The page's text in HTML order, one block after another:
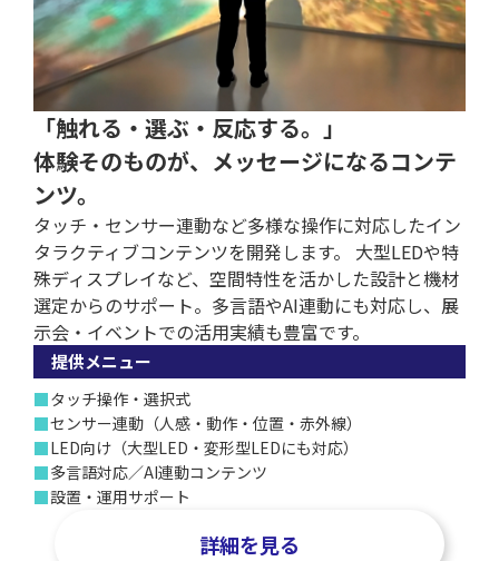
「触れる・選ぶ・反応する。」
体験そのものが、メッセージになるコンテ
ンツ。
タッチ・センサー連動など多様な操作に対応したイン
タラクティブコンテンツを開発します。 大型LEDや特
殊ディスプレイなど、空間特性を活かした設計と機材
選定からのサポート。多言語やAI連動にも対応し、展
示会・イベントでの活用実績も豊富です。
提供メニュー
■タッチ操作・選択式
■センサー連動（人感・動作・位置・赤外線）
■LED向け（大型LED・変形型LEDにも対応）
■多言語対応／AI連動コンテンツ
■設置・運用サポート
詳細を見る